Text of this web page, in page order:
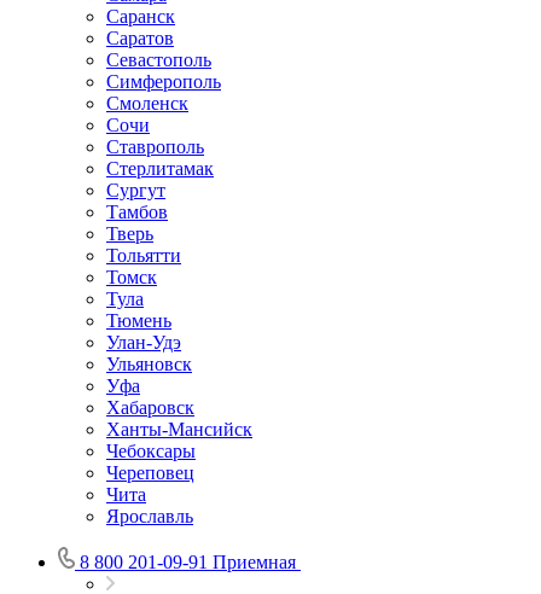
Саранск
Саратов
Севастополь
Симферополь
Смоленск
Сочи
Ставрополь
Стерлитамак
Сургут
Тамбов
Тверь
Тольятти
Томск
Тула
Тюмень
Улан-Удэ
Ульяновск
Уфа
Хабаровск
Ханты-Мансийск
Чебоксары
Череповец
Чита
Ярославль
8 800 201-09-91 Приемная